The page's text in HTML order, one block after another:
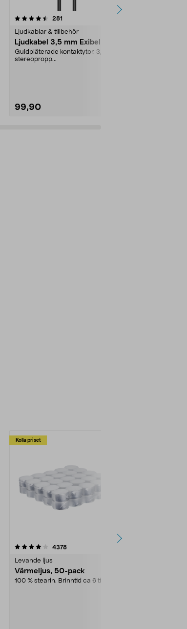
281
Ljudkablar & tillbehör
Ljudkabel 3,5 mm Exibel
Guldpläterade kontaktytor. 3,5 mm
stereopropp...
99,90
4.5 av 5 stjärnor
Kolla priset
4378recensioner
Levande ljus
Värmeljus, 50-pack
100 % stearin. Brinntid ca 6 tim.
4.5av 5 stjärnor